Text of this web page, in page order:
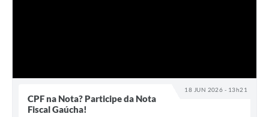
18 JUN 2026 - 13h21
CPF na Nota? Participe da Nota
Fiscal Gaúcha!